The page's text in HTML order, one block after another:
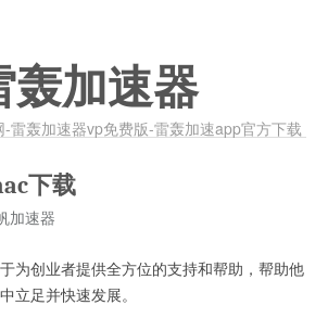
轰加速器
雷轰加速器vp免费版-雷轰加速app官方下载
下载
加速器
创业者提供全方位的支持和帮助，帮助他
立足并快速发展。